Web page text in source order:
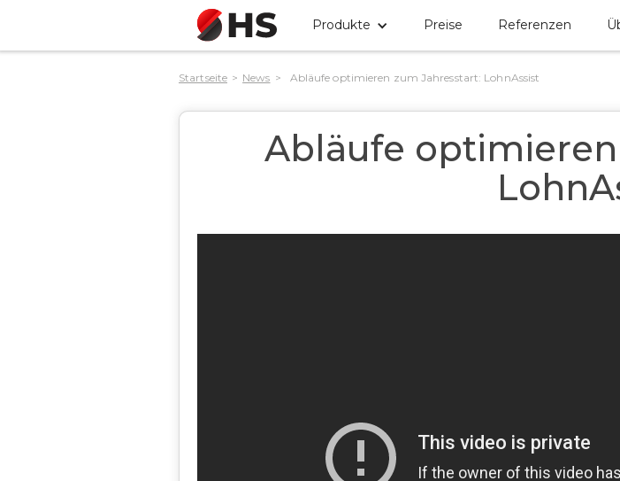
Produkte Preise Referenzen
Startseite > News > Abläufe optimieren zum Jahresstart: LohnAssist
Abläufe